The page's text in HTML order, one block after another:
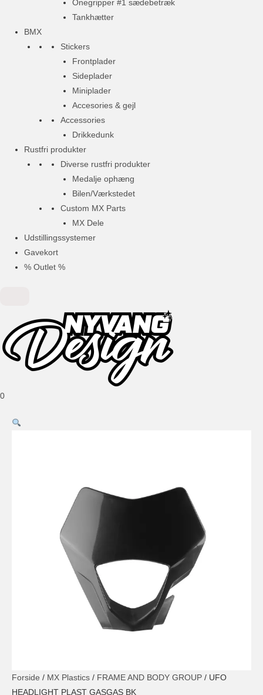
Onegripper #1 sædebetræk
Tankhætter
BMX
Stickers
Frontplader
Sideplader
Miniplader
Accesories & gejl
Accessories
Drikkedunk
Rustfri produkter
Diverse rustfri produkter
Medalje ophæng
Bilen/Værkstedet
Custom MX Parts
MX Dele
Udstillingssystemer
Gavekort
% Outlet %
0
Forside / MX Plastics / FRAME AND BODY GROUP / UFO
HEADLIGHT PLAST GASGAS BK